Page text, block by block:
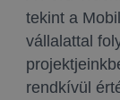
tekint a
vállalattal
rendkívül